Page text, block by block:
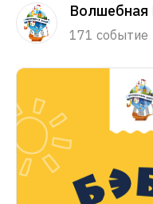
Волшебная
171 событие